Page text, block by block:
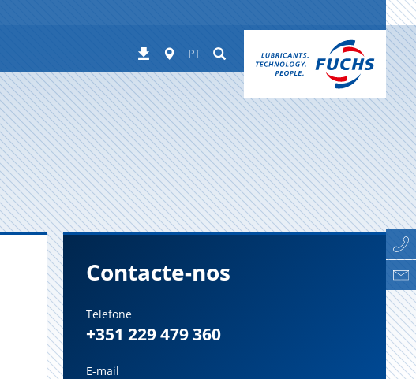
Downloads
Worldwide
PT Suchen
Contacte-nos
Telefone
+351 229 479 360
E-mail